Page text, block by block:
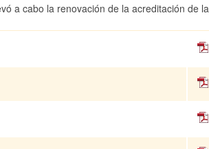
a cabo la renovación de la acreditación de la